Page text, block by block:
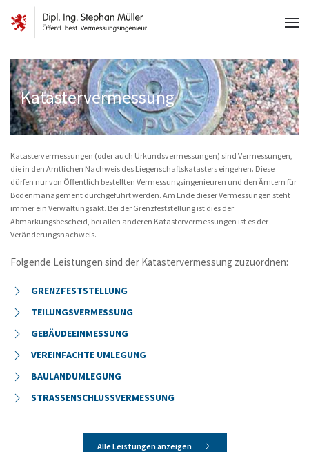
Katastervermessung
Katastervermessungen (oder auch Urkundsvermessungen) sind Vermessungen,
die in den Amtlichen Nachweis des Liegenschaftskatasters eingehen. Diese
dürfen nur von Öffentlich bestellten Vermessungsingenieuren und den Ämtern für
Bodenmanagement durchgeführt werden. Am Ende dieser Vermessungen steht
immer ein Verwaltungsakt. Bei der Grenzfeststellung ist dies der
Abmarkungsbescheid, bei allen anderen Katastervermessungen ist es der
Veränderungsnachweis.
Folgende Leistungen sind der Katastervermessung zuzuordnen:
GRENZFESTSTELLUNG
TEILUNGSVERMESSUNG
GEBÄUDEEINMESSUNG
VEREINFACHTE UMLEGUNG
BAULANDUMLEGUNG
STRASSENSCHLUSSVERMESSUNG
Alle Leistungen anzeigen